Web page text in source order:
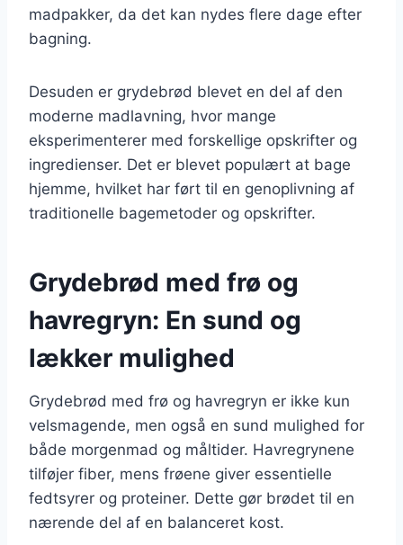
madpakker, da det kan nydes flere dage efter
bagning.
Desuden er grydebrød blevet en del af den
moderne madlavning, hvor mange
eksperimenterer med forskellige opskrifter og
ingredienser. Det er blevet populært at bage
hjemme, hvilket har ført til en genoplivning af
traditionelle bagemetoder og opskrifter.
Grydebrød med frø og
havregryn: En sund og
lækker mulighed
Grydebrød med frø og havregryn er ikke kun
velsmagende, men også en sund mulighed for
både morgenmad og måltider. Havregrynene
tilføjer fiber, mens frøene giver essentielle
fedtsyrer og proteiner. Dette gør brødet til en
nærende del af en balanceret kost.